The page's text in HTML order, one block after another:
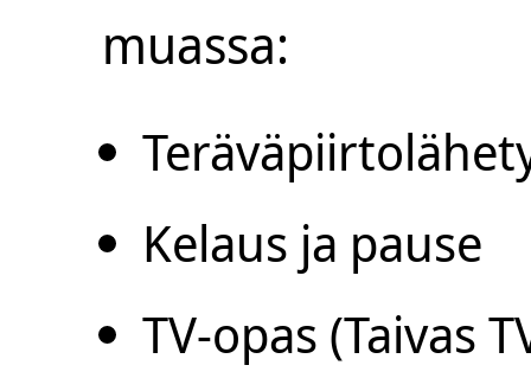
muassa:
Kelaus ja pause
TV-opas (Taivas